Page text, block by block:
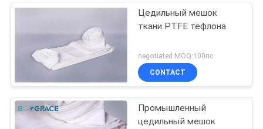
Цедильный мешок
ткани PTFE тефлона
negotiated MOQ:100пс
CONTACT
Промышленный
цедильный мешок